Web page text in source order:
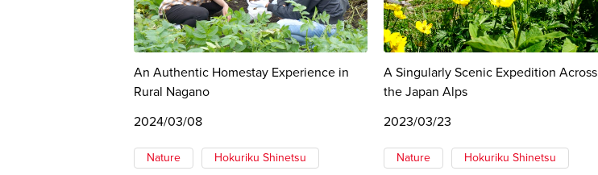
An Authentic Homestay Experience in
Rural Nagano
2024/03/08
Nature Hokuriku Shinetsu
A Singularly Scenic Expedition Across
the Japan Alps
2023/03/23
Nature Hokuriku Shinetsu